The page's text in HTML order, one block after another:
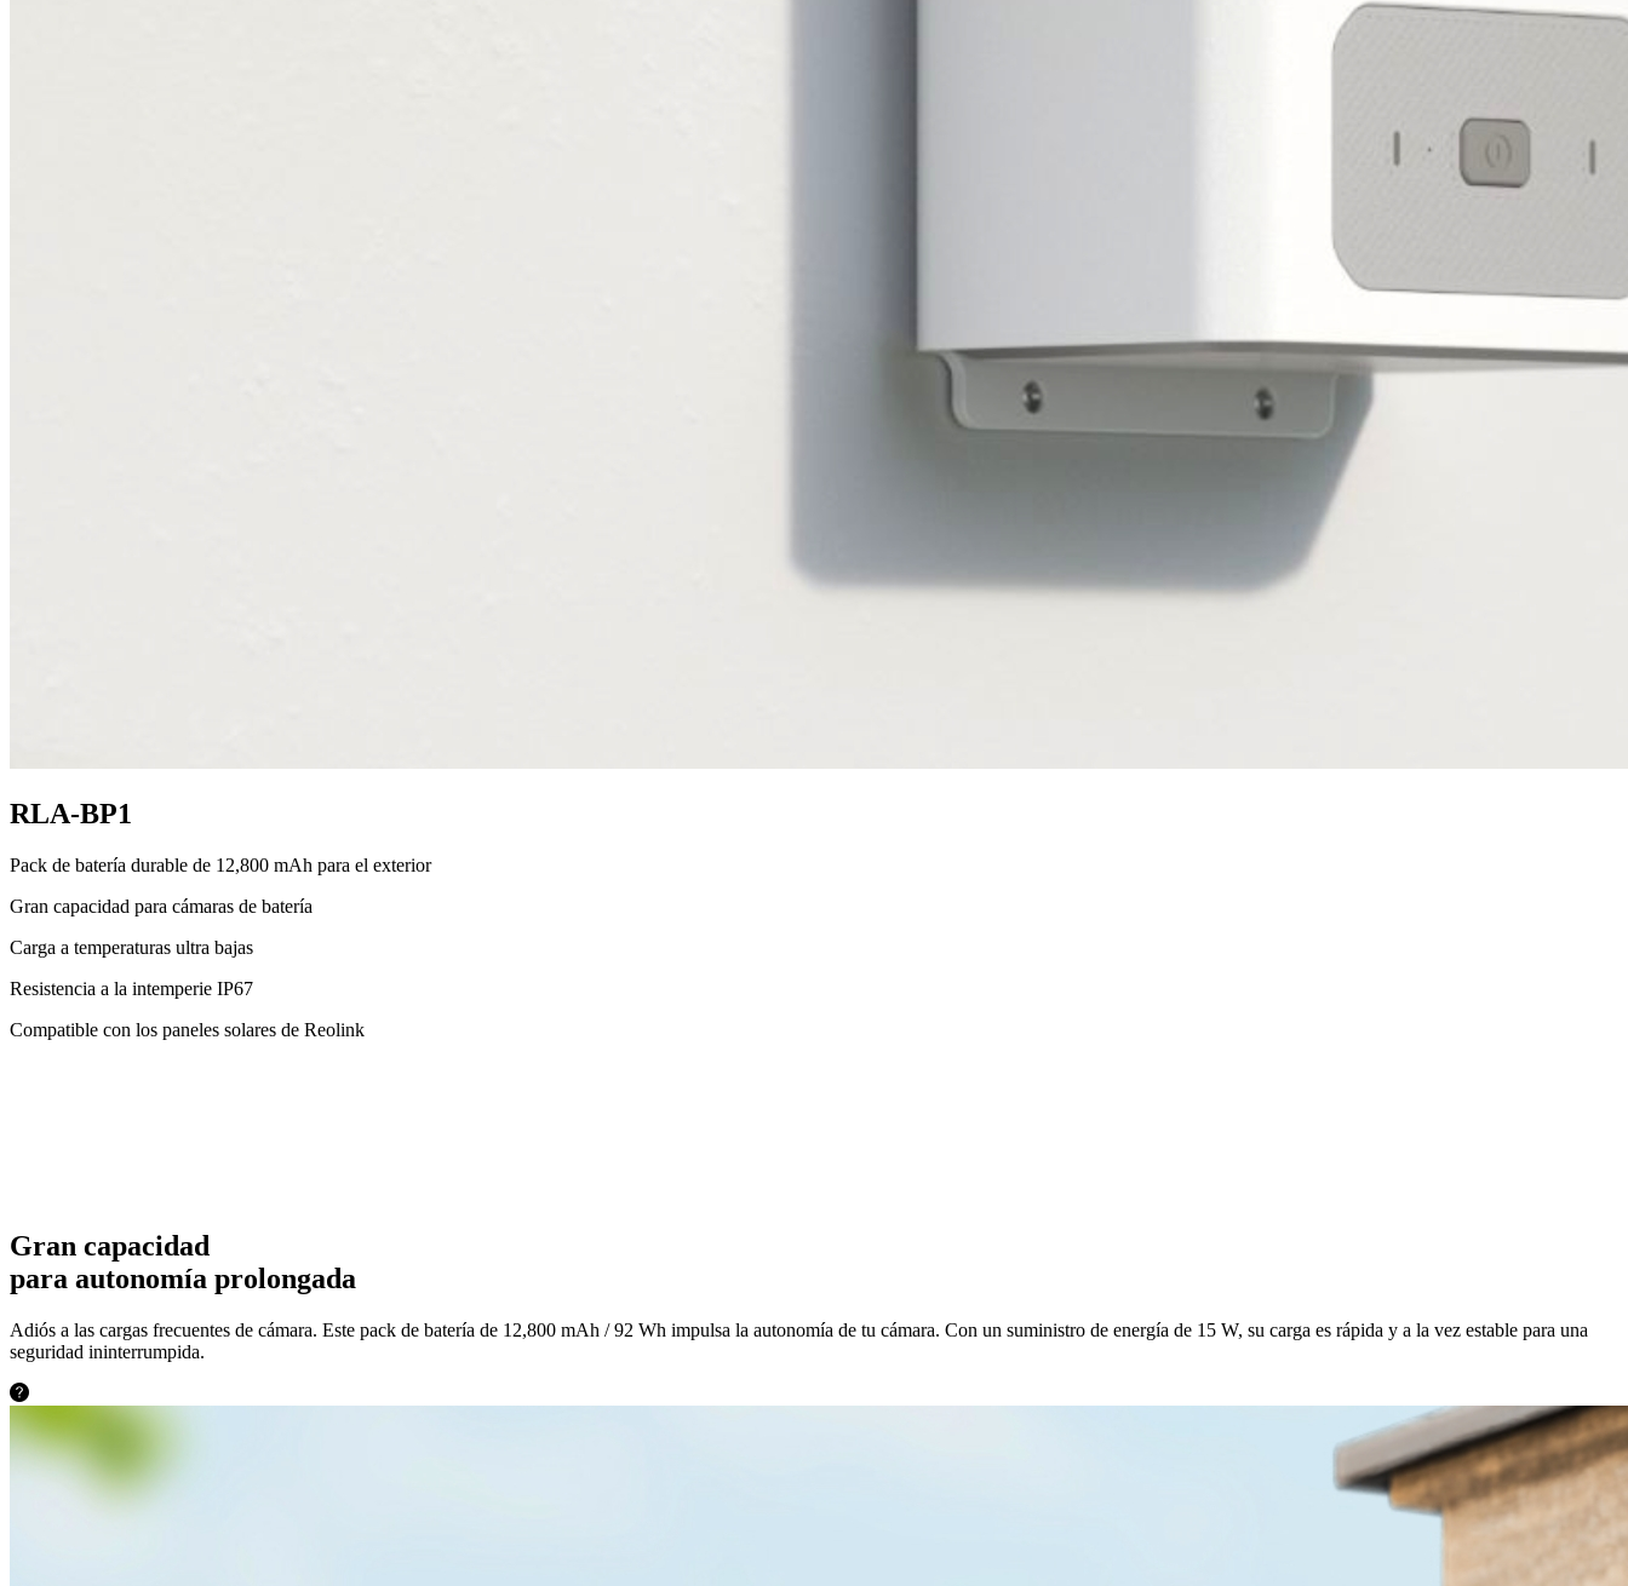
RLA-BP1
Pack de batería durable de 12,800 mAh para el exterior
Gran capacidad para cámaras de batería
Carga a temperaturas ultra bajas
Resistencia a la intemperie IP67
Compatible con los paneles solares de Reolink
Gran capacidad
para autonomía prolongada
Adiós a las cargas frecuentes de cámara. Este pack de batería de 12,800 mAh / 92 Wh impulsa la autonomía de tu cámara. Con un suministro de energía de 15 W, su carga es rápida y a la vez estable para una
seguridad ininterrumpida.